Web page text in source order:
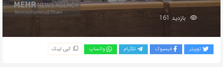
بازدید 161
توییتر فیسبوک تلگرام واتساپ کپی لینک